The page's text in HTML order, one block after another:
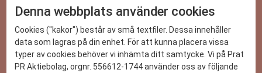
DET HÄR KAN VI
CASE
Praktikant-Linnea: PRAT PR – Chansen att
testa på allt
Denna webbplats använder cookies
Cookies ("kakor") består av små textfiler. Dessa innehåller
data som lagras på din enhet. För att kunna placera vissa
typer av cookies behöver vi inhämta ditt samtycke. Vi på Prat
PR Aktiebolag, orgnr. 556612-1744 använder oss av följande